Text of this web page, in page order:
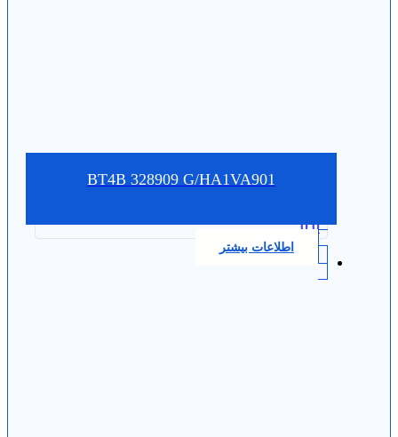
BT4B 328909 G/HA1VA901
0.0
اطلاعات بیشتر